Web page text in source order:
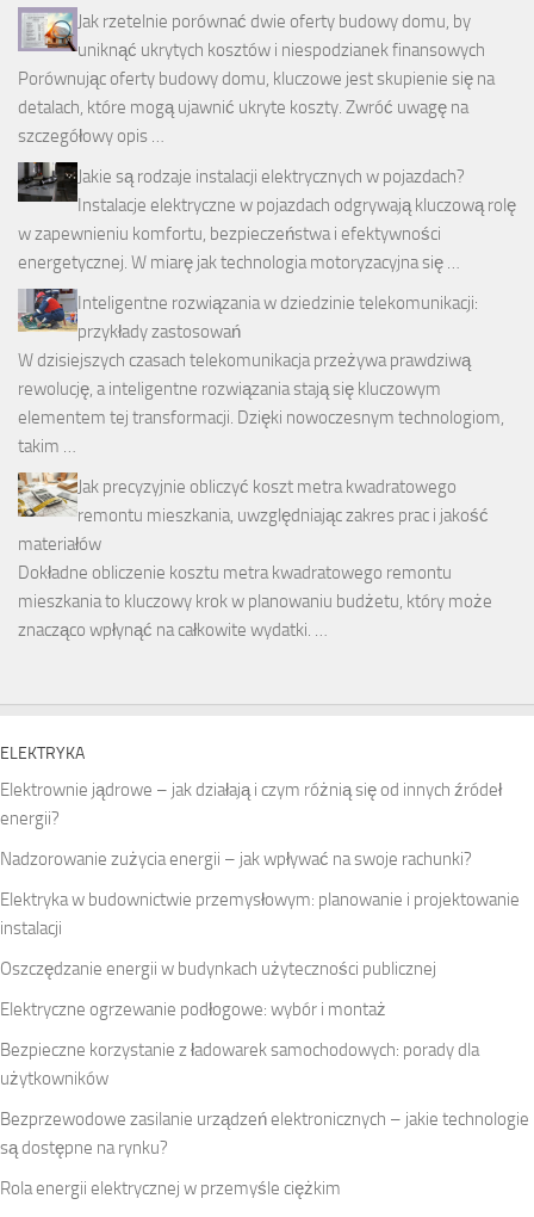
Jak rzetelnie porównać dwie oferty budowy domu, by
uniknąć ukrytych kosztów i niespodzianek finansowych
Porównując oferty budowy domu, kluczowe jest skupienie się na
detalach, które mogą ujawnić ukryte koszty. Zwróć uwagę na
szczegółowy opis …
Jakie są rodzaje instalacji elektrycznych w pojazdach?
Instalacje elektryczne w pojazdach odgrywają kluczową rolę
w zapewnieniu komfortu, bezpieczeństwa i efektywności
energetycznej. W miarę jak technologia motoryzacyjna się …
Inteligentne rozwiązania w dziedzinie telekomunikacji:
przykłady zastosowań
W dzisiejszych czasach telekomunikacja przeżywa prawdziwą
rewolucję, a inteligentne rozwiązania stają się kluczowym
elementem tej transformacji. Dzięki nowoczesnym technologiom,
takim …
Jak precyzyjnie obliczyć koszt metra kwadratowego
remontu mieszkania, uwzględniając zakres prac i jakość
materiałów
Dokładne obliczenie kosztu metra kwadratowego remontu
mieszkania to kluczowy krok w planowaniu budżetu, który może
znacząco wpłynąć na całkowite wydatki. …
ELEKTRYKA
Elektrownie jądrowe – jak działają i czym różnią się od innych źródeł
energii?
Nadzorowanie zużycia energii – jak wpływać na swoje rachunki?
Elektryka w budownictwie przemysłowym: planowanie i projektowanie
instalacji
Oszczędzanie energii w budynkach użyteczności publicznej
Elektryczne ogrzewanie podłogowe: wybór i montaż
Bezpieczne korzystanie z ładowarek samochodowych: porady dla
użytkowników
Bezprzewodowe zasilanie urządzeń elektronicznych – jakie technologie
są dostępne na rynku?
Rola energii elektrycznej w przemyśle ciężkim